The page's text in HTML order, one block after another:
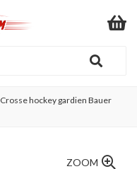
Crosse hockey gardien Bauer
ZOOM